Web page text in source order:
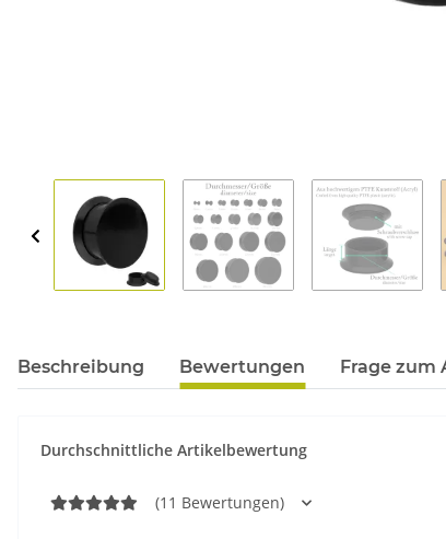
Beschreibung Bewertungen Frage zum
Durchschnittliche Artikelbewertung
(11 Bewertungen)